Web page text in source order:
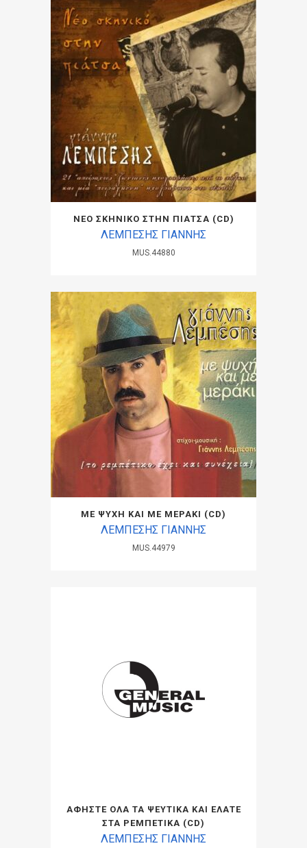
ΝΕΟ ΣΚΗΝΙΚΟ ΣΤΗΝ ΠΙΑΤΣΑ (CD)
ΛΕΜΠΕΣΗΣ ΓΙΑΝΝΗΣ
MUS.44880
ΜΕ ΨΥΧΗ ΚΑΙ ΜΕ ΜΕΡΑΚΙ (CD)
ΛΕΜΠΕΣΗΣ ΓΙΑΝΝΗΣ
MUS.44979
ΑΦΗΣΤΕ ΟΛΑ ΤΑ ΨΕΥΤΙΚΑ ΚΑΙ ΕΛΑΤΕ
ΣΤΑ ΡΕΜΠΕΤΙΚΑ (CD)
ΛΕΜΠΕΣΗΣ ΓΙΑΝΝΗΣ